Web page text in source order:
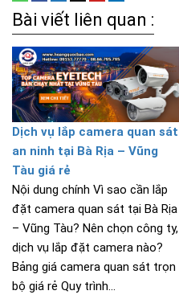
Bài viết liên quan :
Dịch vụ lắp camera quan sát
an ninh tại Bà Rịa – Vũng
Tàu giá rẻ
Nội dung chính Vì sao cần lắp
đặt camera quan sát tại Bà Rịa
– Vũng Tàu? Nên chọn công ty,
dịch vụ lắp đặt camera nào?
Bảng giá camera quan sát trọn
bộ giá rẻ Quy trình...